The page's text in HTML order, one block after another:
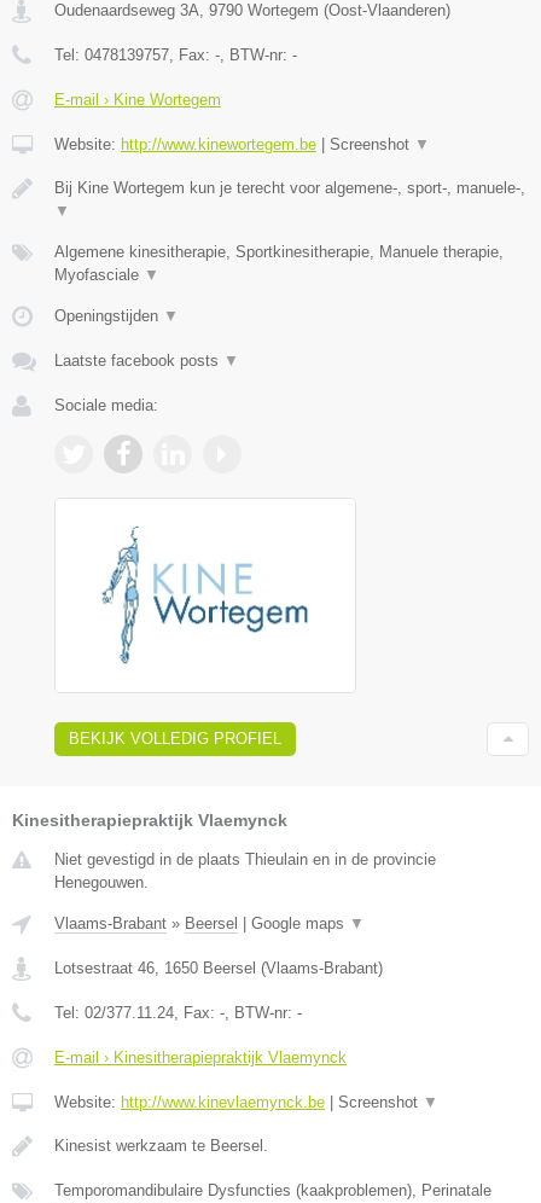
Oudenaardseweg 3A, 9790 Wortegem (Oost-Vlaanderen)
Tel: 0478139757, Fax: -, BTW-nr: -
E-mail › Kine Wortegem
Website: http://www.kinewortegem.be Screenshot ▼
Bij Kine Wortegem kun je terecht voor algemene-, sport-, manuele-,
▼
Algemene kinesitherapie, Sportkinesitherapie, Manuele therapie,
Myofasciale ▼
Openingstijden ▼
Laatste facebook posts ▼
Sociale media:
BEKIJK VOLLEDIG PROFIEL
Kinesitherapiepraktijk Vlaemynck
Niet gevestigd in de plaats Thieulain en in de provincie
Henegouwen.
Vlaams-Brabant » Beersel Google maps ▼
Lotsestraat 46, 1650 Beersel (Vlaams-Brabant)
Tel: 02/377.11.24, Fax: -, BTW-nr: -
E-mail › Kinesitherapiepraktijk Vlaemynck
Website: http://www.kinevlaemynck.be Screenshot ▼
Kinesist werkzaam te Beersel.
Temporomandibulaire Dysfuncties (kaakproblemen), Perinatale